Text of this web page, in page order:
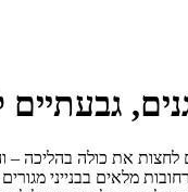
את כולה בהליכה –
מלאים בבנייני